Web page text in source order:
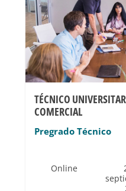
TÉCNICO
COMERCIAL
Pregrado Técnico
Online